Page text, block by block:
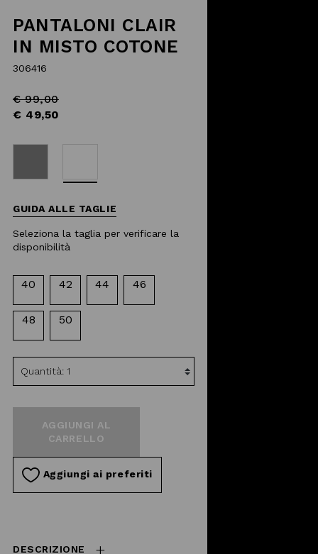
PANTALONI CLAIR
IN MISTO COTONE
306416
Price
reduced
€ 99,00to
€ 49,50
Seleziona la taglia per verificare la
disponibilità
GUIDA ALLE TAGLIE
40 42 44 46
48 50
AGGIUNGI AL
CARRELLO
Aggiungi ai preferiti
DESCRIZIONE